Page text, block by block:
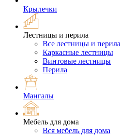
Крылечки
Лестницы и перила
Все лестницы и перила
Каркасные лестницы
Винтовые лестницы
Перила
Мангалы
Мебель для дома
Вся мебель для дома